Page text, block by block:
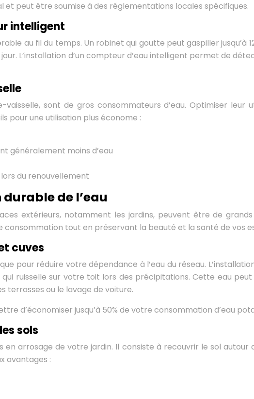
et peut être soumise à des réglementations locales spécifiques.
intelligent
au fil du temps. Un robinet qui goutte peut gaspiller jusqu’à
L’installation d’un compteur d’eau intelligent permet de
sont de gros consommateurs d’eau. Optimiser leur
pour une utilisation plus économe :
généralement moins d’eau
du renouvellement
de l’eau
extérieurs, notamment les jardins, peuvent être de
tout en préservant la beauté et la santé de vos
cuves
pour réduire votre dépendance à l’eau du réseau.
ruisselle sur votre toit lors des précipitations. Cette eau
terrasses ou le lavage de voiture.
d’économiser jusqu’à 50% de votre consommation d’eau
sols
arrosage de votre jardin. Il consiste à recouvrir le sol autour
avantages :